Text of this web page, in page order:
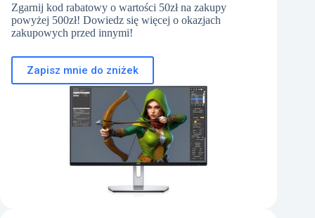
Zgarnij kod rabatowy o wartości 50zł na zakupy
powyżej 500zł! Dowiedz się więcej o okazjach
zakupowych przed innymi!
Zapisz mnie do zniżek